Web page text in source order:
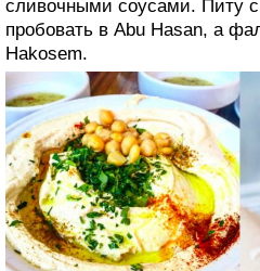
Шеф-повара Тель-Авива,